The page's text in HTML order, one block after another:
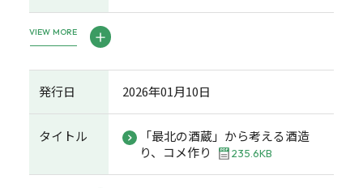
VIEW MORE
発行日 2026年01月10日
タイトル
「最北の酒蔵」から考える酒造
り、コメ作り
235.6KB